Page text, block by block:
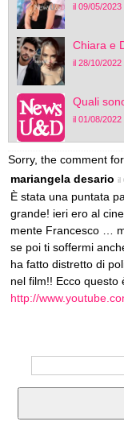
il 09/05/2023
Chiara e
il 28/10/2022
Quali
il 01/08/2022
Sorry, the comment
mariangela desario il
È stata una puntata
grande! ieri ero al
mente Francesco …
se poi ti soffermi
ha fatto distretto di
nel film!! Ecco
http://